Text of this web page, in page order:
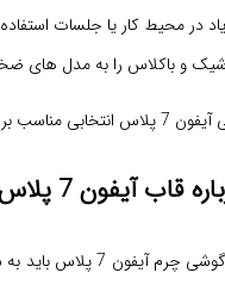
در محیط کار یا جلسات
و باکلاس را به مدل های
و هم به کاربرد اهمیت می دهند.
7 پلاس و آیفون 8 پلاس